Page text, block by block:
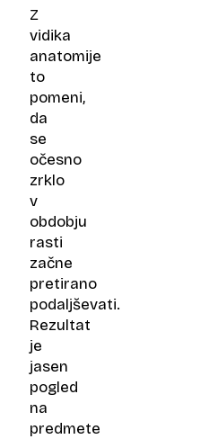
Z
vidika
anatomije
to
pomeni,
da
se
očesno
zrklo
v
obdobju
rasti
začne
pretirano
podaljševati.
Rezultat
je
jasen
pogled
na
predmete